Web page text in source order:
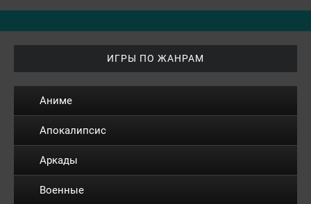
ИГРЫ ПО ЖАНРАМ
Аниме
Апокалипсис
Аркады
Военные